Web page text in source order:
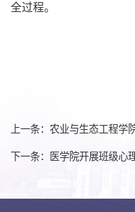
全过程。
上一条：农业与生态工程学
下一条：医学院开展班级心